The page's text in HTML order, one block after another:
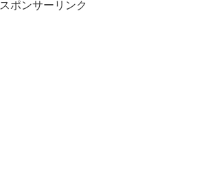
スポンサーリンク